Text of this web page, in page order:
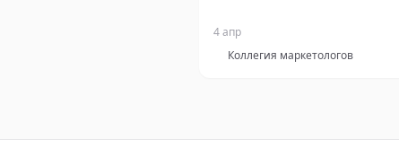
4 апр
Коллегия маркетологов